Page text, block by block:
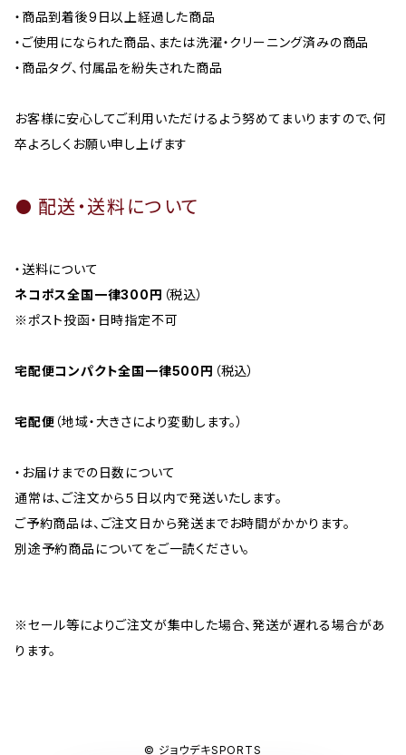
・商品到着後9日以上経過した商品
・ご使用になられた商品、または洗濯・クリーニング済みの商品
・商品タグ、付属品を紛失された商品
お客様に安心してご利用いただけるよう努めてまいりますので、何
卒よろしくお願い申し上げます
配送・送料について
・送料について
ネコポス全国一律300円 （税込）
※ポスト投函・日時指定不可
宅配便コンパクト全国一律500円 （税込）
宅配便 （地域・大きさにより変動します。）
・お届けまでの日数について
通常は、ご注文から５日以内で発送いたします。
ご予約商品は、ご注文日から発送までお時間がかかります。
別途予約商品についてをご一読ください。
※セール等によりご注文が集中した場合、発送が遅れる場合があ
ります。
© ジョウデキSPORTS